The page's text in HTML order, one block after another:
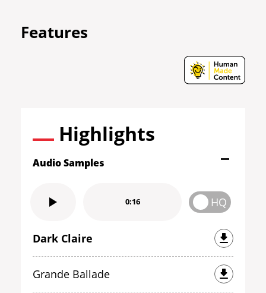
Features
Highlights
Audio Samples
0:16 HQ
Dark Claire
Grande Ballade